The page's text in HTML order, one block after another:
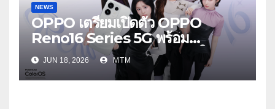
NEWS
OPPO เตรียมเปิดตัว OPPO
Reno16 Series 5G พร้อม
ประกาศ BABYMONSTER ใน
ฐานะ Reno Girls ชวนสัมผัส
ประสบการณ์ถ่ายภาพมุมกว้างพิเศษที่
JUN 18, 2026 MTM